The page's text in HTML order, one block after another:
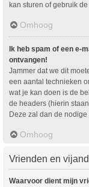
kan sturen of gebruik
Omhoog
Ik heb spam of een e-
ontvangen!
Jammer dat we dit
een aantal technieken
wat je kan doen is de
de headers (hierin
Deze zal dan de
Omhoog
Vrienden en
Waarvoor dient mijn